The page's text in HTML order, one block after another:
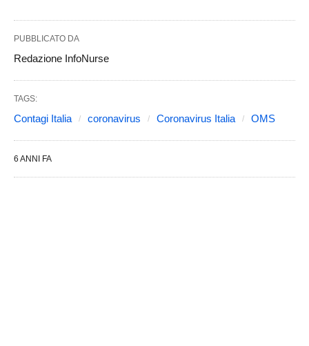
PUBBLICATO DA
Redazione InfoNurse
TAGS:
Contagi Italia coronavirus Coronavirus Italia OMS
6 ANNI FA